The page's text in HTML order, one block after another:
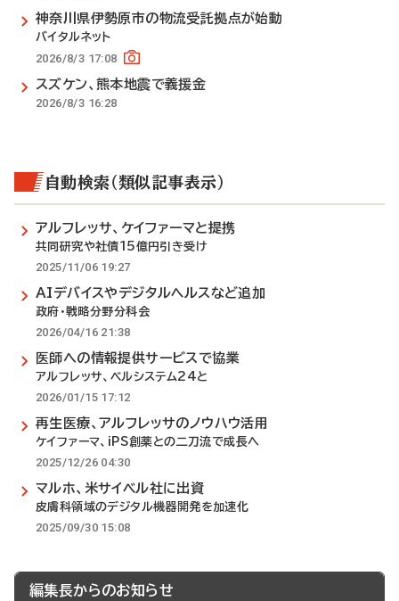
神奈川県伊勢原市の物流受託拠点が始動
バイタルネット
2026/8/3 17:08
スズケン、熊本地震で義援金
2026/8/3 16:28
自動検索（類似記事表示）
アルフレッサ、ケイファーマと提携
共同研究や社債15億円引き受け
2025/11/06 19:27
AIデバイスやデジタルヘルスなど追加
政府・戦略分野分科会
2026/04/16 21:38
医師への情報提供サービスで協業
アルフレッサ、ベルシステム24と
2026/01/15 17:12
再生医療、アルフレッサのノウハウ活用
ケイファーマ、iPS創薬との二刀流で成長へ
2025/12/26 04:30
マルホ、米サイベル社に出資
皮膚科領域のデジタル機器開発を加速化
2025/09/30 15:08
編集長からのお知らせ